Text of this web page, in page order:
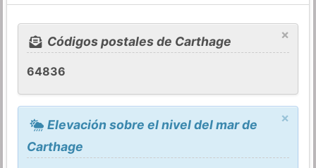
×
Códigos postales de Carthage
64836
×
Elevación sobre el nivel del mar de
Carthage